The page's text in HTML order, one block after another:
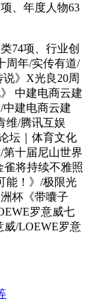
、年度人物63
74项、行业创
周年/实传有道/
》X光良20周
中建电商云建
建电商云建
维/腾讯互娱
坛｜体育文化
十届尼山世界
雀将持续不雅照
能！》/极限光
杯《带囔子
罗意威七
威/LOEWE罗意